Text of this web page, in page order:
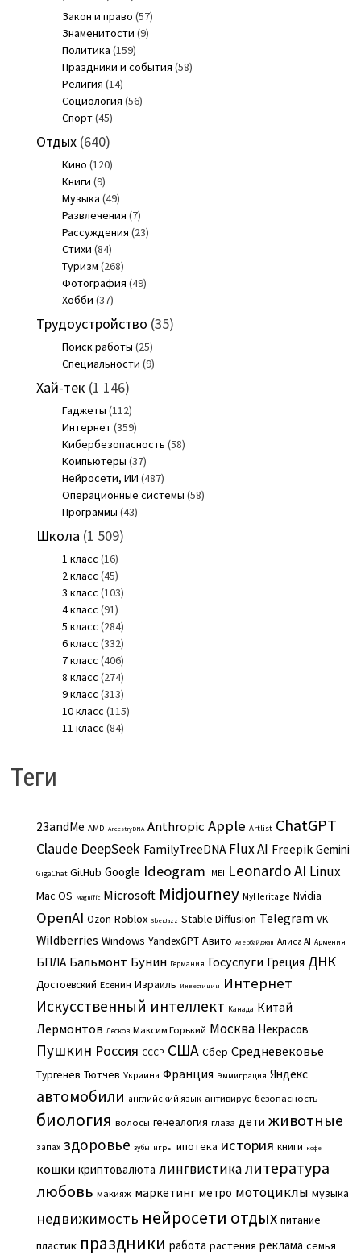
Закон и право (57)
Знаменитости (9)
Политика (159)
Праздники и события (58)
Религия (14)
Социология (56)
Спорт(45)
Отдых(640)
Кино (120)
Книги (9)
Музыка (49)
Развлечения (7)
Рассуждения (23)
Стихи (84)
Туризм (268)
Фотография (49)
Хобби (37)
Трудоустройство (35)
Поиск работы (25)
Специальности (9)
Хай-тек (1 146)
Гаджеты (112)
Интернет(359)
Кибербезопасность (58)
Компьютеры (37)
Нейросети, ИИ (487)
Операционные системы (58)
Программы (43)
Школа (1 509)
1 класс (16)
2 класс (45)
3 класс (103)
4 класс (91)
5 класс (284)
6 класс (332)
7 класс (406)
8 класс (274)
9 класс (313)
10 класс (115)
11 класс (84)
Теги
23andMe AMD AncestryDNA Anthropic Apple Artlist ChatGPT
Claude DeepSeek FamilyTreeDNA Flux AI Freepik Gemini
GigaChat GitHub Google Ideogram IMEI Leonardo AI Linux
Mac OS Magnific Microsoft Midjourney MyHeritage Nvidia
OpenAI Ozon Roblox SberJazz Stable Diffusion Telegram VK
Wildberries Windows YandexGPT Авито Азербайджан Алиса AI Армения
БПЛА Бальмонт Бунин Германия Госуслуги Греция ДНК
Достоевский Есенин Израиль Инвестиции Интернет
Искусственный интеллект Канада Китай
Лермонтов Лесков Максим Горький Москва Некрасов
Пушкин Россия СССР США Сбер Средневековье
Тургенев Тютчев Украина Франция Эммиграция Яндекс
автомобили английский язык антивирус безопасность
биология волосы генеалогия глаза дети животные
запах здоровье зубы игры ипотека история книги кофе
кошки криптовалюта лингвистикалитература
любовь макияж маркетинг метро мотоциклы музыка
недвижимость нейросети отдых питание
пластик праздники работа растения реклама семья